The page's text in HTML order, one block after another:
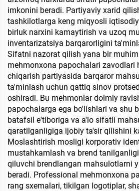
imkonini beradi. Partiyaviy xarid
tashkilotlarga keng miqyosli
birluk narxini kamaytirish va uzoq
inventarizatsiya barqarorligini
Sifatni nazorat qilish yana bir
mehmonxona papochalari zavodlari
chiqarish partiyasida barqaror
ta'minlash uchun qattiq sinov
oshiradi. Bu mehmonlar doimiy
papochalarga ega bo'lishlari va shu
batafsil e'tiboriga va a'lo sifatli
qaratilganligiga ijobiy ta'sir qilishini
Moslashtirish mosligi korporativ
mustahkamlash va brend
qiluvchi brendlangan mahsulotlarni
beradi. Professional mehmonxona
rang sxemalari, tikilgan logotiplar,